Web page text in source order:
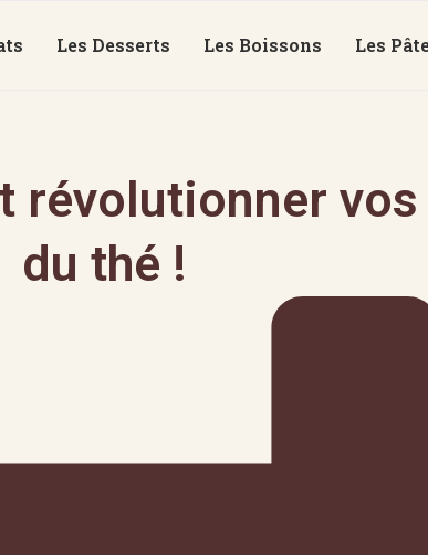
Les Desserts Les Boissons Les
révolutionner
du thé !